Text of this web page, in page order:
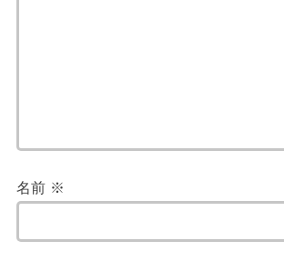
名前 ※